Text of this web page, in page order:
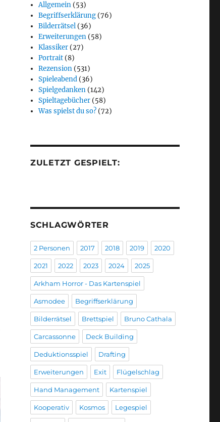
Allgemein (53)
Begriffserklärung (76)
Bilderrätsel (36)
Erweiterungen (58)
Klassiker (27)
Portrait (8)
Rezension (531)
Spieleabend (36)
Spielgedanken (142)
Spieltagebücher (58)
Was spielst du so? (72)
ZULETZT GESPIELT:
SCHLAGWÖRTER
2 Personen 2017 2018 2019 2020
2021 2022 2023 2024 2025
Arkham Horror - Das Kartenspiel
Asmodee Begriffserklärung
Bilderrätsel Brettspiel Bruno Cathala
Carcassonne Deck Building
Deduktionsspiel Drafting
Erweiterungen Exit Flügelschlag
Hand Management Kartenspiel
Kooperativ Kosmos Legespiel